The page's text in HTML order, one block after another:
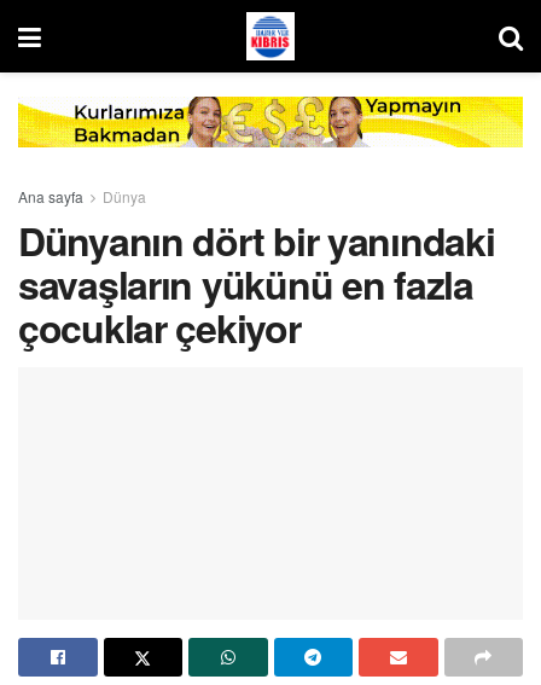
Ana sayfa Dünya
Dünyanın dört bir yanındaki
savaşların yükünü en fazla
çocuklar çekiyor